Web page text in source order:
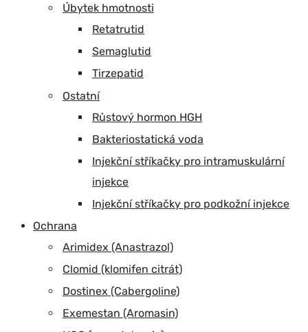
Úbytek hmotnosti
Retatrutid
Semaglutid
Tirzepatid
Ostatní
Růstový hormon HGH
Bakteriostatická voda
Injekční stříkačky pro intramuskulární
injekce
Injekční stříkačky pro podkožní injekce
Ochrana
Arimidex (Anastrazol)
Clomid (klomifen citrát)
Dostinex (Cabergoline)
Exemestan (Aromasin)